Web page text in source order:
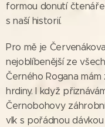
formou donutí
s naší historií.
Pro mě je
nejoblíbenější ze
Černého Rogana mám
hrdiny. I když
Černobohovy
vlk s pořádnou